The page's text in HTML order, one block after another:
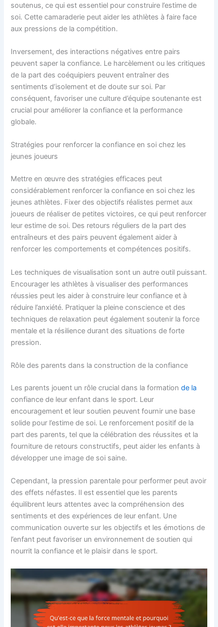
soutenus, ce qui est essentiel pour construire l’estime de
soi. Cette camaraderie peut aider les athlètes à faire face
aux pressions de la compétition.
Inversement, des interactions négatives entre pairs
peuvent saper la confiance. Le harcèlement ou les critiques
de la part des coéquipiers peuvent entraîner des
sentiments d’isolement et de doute sur soi. Par
conséquent, favoriser une culture d’équipe soutenante est
crucial pour améliorer la confiance et la performance
globale.
Stratégies pour renforcer la confiance en soi chez les
jeunes joueurs
Mettre en œuvre des stratégies efficaces peut
considérablement renforcer la confiance en soi chez les
jeunes athlètes. Fixer des objectifs réalistes permet aux
joueurs de réaliser de petites victoires, ce qui peut renforcer
leur estime de soi. Des retours réguliers de la part des
entraîneurs et des pairs peuvent également aider à
renforcer les comportements et compétences positifs.
Les techniques de visualisation sont un autre outil puissant.
Encourager les athlètes à visualiser des performances
réussies peut les aider à construire leur confiance et à
réduire l’anxiété. Pratiquer la pleine conscience et des
techniques de relaxation peut également soutenir la force
mentale et la résilience durant des situations de forte
pression.
Rôle des parents dans la construction de la confiance
Les parents jouent un rôle crucial dans la formationde la
confiance de leur enfant dans le sport. Leur
encouragement et leur soutien peuvent fournir une base
solide pour l’estime de soi. Le renforcement positif de la
part des parents, tel que la célébration des réussites et la
fourniture de retours constructifs, peut aider les enfants à
développer une image de soi saine.
Cependant, la pression parentale pour performer peut avoir
des effets néfastes. Il est essentiel que les parents
équilibrent leurs attentes avec la compréhension des
sentiments et des expériences de leur enfant. Une
communication ouverte sur les objectifs et les émotions de
l’enfant peut favoriser un environnement de soutien qui
nourrit la confiance et le plaisir dans le sport.